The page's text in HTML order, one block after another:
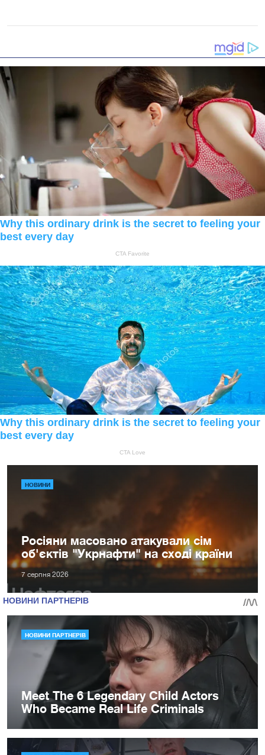
НОВИНИ
Росіяни масовано атакували сім
об'єктів "Укрнафти" на сході країни
7 серпня 2026